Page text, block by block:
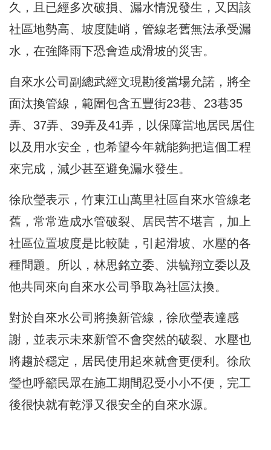
久，且已經多次破損、漏水情況發生，又因該
社區地勢高、坡度陡峭，管線老舊無法承受漏
水，在強降雨下恐會造成滑坡的災害。
自來水公司副總武經文現勘後當場允諾，將全
面汰換管線，範圍包含五豐街23巷、23巷35
弄、37弄、39弄及41弄，以保障當地居民居住
以及用水安全，也希望今年就能夠把這個工程
來完成，減少甚至避免漏水發生。
徐欣瑩表示，竹東江山萬里社區自來水管線老
舊，常常造成水管破裂、居民苦不堪言，加上
社區位置坡度是比較陡，引起滑坡、水壓的各
種問題。所以，林思銘立委、洪毓翔立委以及
他共同來向自來水公司爭取為社區汰換。
對於自來水公司將換新管線，徐欣瑩表達感
謝，並表示未來新管不會突然的破裂、水壓也
將趨於穩定，居民使用起來就會更便利。徐欣
瑩也呼籲民眾在施工期間忍受小小不便，完工
後很快就有乾淨又很安全的自來水源。